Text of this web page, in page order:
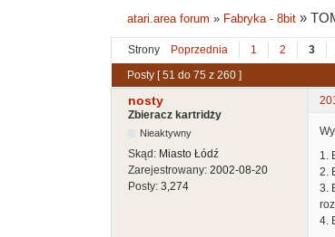
atari.area forum » Fabryka - 8bit »
Strony Poprzednia 1 2 3
Posty [ 51 do 75 z 260 ]
nosty
Zbieracz kartridży
Nieaktywny
Skąd: Miasto Łódź
Zarejestrowany: 2002-08-20
Posty: 3,274
1.
2.
3.
4.